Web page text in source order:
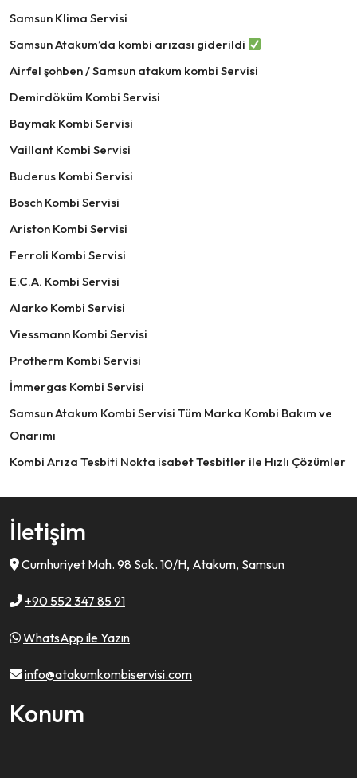
Samsun Klima Servisi
Samsun Atakum’da kombi arızası giderildi
Airfel şohben / Samsun atakum kombi Servisi
Demirdöküm Kombi Servisi
Baymak Kombi Servisi
Vaillant Kombi Servisi
Buderus Kombi Servisi
Bosch Kombi Servisi
Ariston Kombi Servisi
Ferroli Kombi Servisi
E.C.A. Kombi Servisi
Alarko Kombi Servisi
Viessmann Kombi Servisi
Protherm Kombi Servisi
İmmergas Kombi Servisi
Samsun Atakum Kombi Servisi Tüm Marka Kombi Bakım ve
Onarımı
Kombi Arıza Tesbiti Nokta isabet Tesbitler ile Hızlı Çözümler
İletişim
Cumhuriyet Mah. 98 Sok. 10/H, Atakum, Samsun
+90 552 347 85 91
WhatsApp ile Yazın
info@atakumkombiservisi.com
Konum